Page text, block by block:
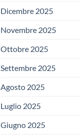
Dicembre 2025
Novembre 2025
Ottobre 2025
Settembre 2025
Agosto 2025
Luglio 2025
Giugno 2025